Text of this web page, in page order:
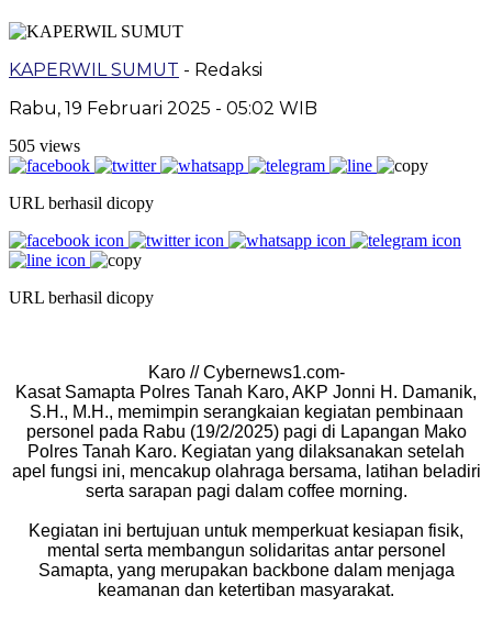
KAPERWIL SUMUT - Redaksi
Rabu, 19 Februari 2025 - 05:02 WIB
505 views
URL berhasil dicopy
URL berhasil dicopy
Karo // Cybernews1.com-
Kasat Samapta Polres Tanah Karo, AKP Jonni H. Damanik,
S.H., M.H., memimpin serangkaian kegiatan pembinaan
personel pada Rabu (19/2/2025) pagi di Lapangan Mako
Polres Tanah Karo. Kegiatan yang dilaksanakan setelah
apel fungsi ini, mencakup olahraga bersama, latihan beladiri
serta sarapan pagi dalam coffee morning.
Kegiatan ini bertujuan untuk memperkuat kesiapan fisik,
mental serta membangun solidaritas antar personel
Samapta, yang merupakan backbone dalam menjaga
keamanan dan ketertiban masyarakat.